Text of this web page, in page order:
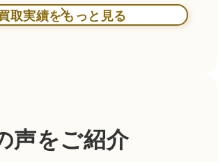
取実績をもっと見る
声をご紹介